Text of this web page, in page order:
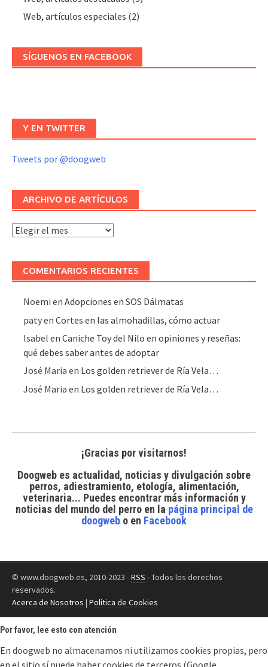
Web, artículos especiales (2)
SÍGUENOS EN FACEBOOK
Y EN TWITTER
Tweets por @doogweb
ARCHIVO DE ARTÍCULOS
Archivo
artículos
COMENTARIOS RECIENTES
Noemi enAdopciones en SOS Dálmatas
patyenCortes en las almohadillas, cómo actuar
Isabel enCaniche Toy del Nilo en opiniones y reseñas:
qué debes saber antes de adoptar
José Maria en Los golden retriever de Ría Vela…
José Maria en Los golden retriever de Ría Vela…
¡Gracias por visitarnos!
Doogweb es actualidad, noticias y divulgación sobre
perros, adiestramiento, etología, alimentación,
veterinaria... Puedes encontrar más información y
noticias del mundo del perroen la página principal de
doogweb o en Facebook
© www.doogweb.es, 2010-2023 -RSS - Todos los derechos
reservados.
Acerca de Nosotros | Política de Cookies
Por favor, lee esto con atención
En doogweb no almacenamos ni utilizamos cookies propias, pero
en el sitio sí puede haber cookies de terceros (Google,